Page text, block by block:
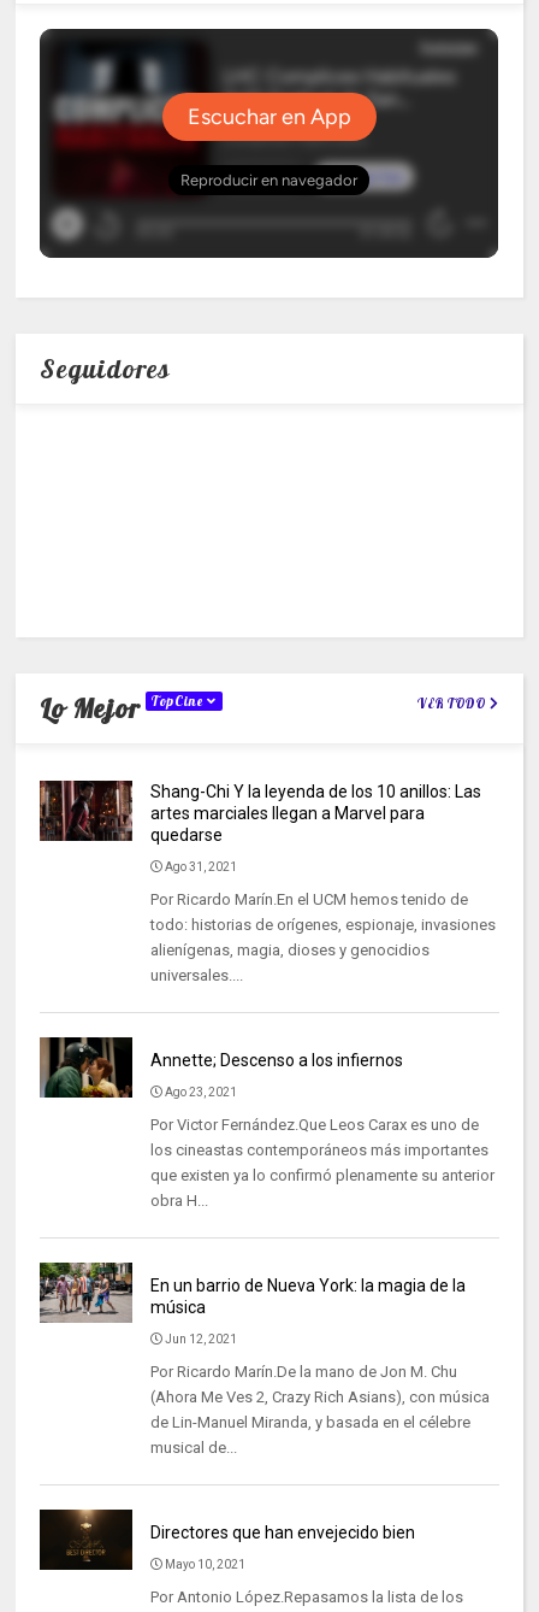
Seguidores
Lo Mejor TopCine VER TODO
Shang-Chi Y la leyenda de los 10 anillos: Las
artes marciales llegan a Marvel para
quedarse
Ago 31, 2021
Por Ricardo Marín.En el UCM hemos tenido de
todo: historias de orígenes, espionaje, invasiones
alienígenas, magia, dioses y genocidios
universales....
Annette; Descenso a los infiernos
Ago 23, 2021
Por Victor Fernández.Que Leos Carax es uno de
los cineastas contemporáneos más importantes
que existen ya lo confirmó plenamente su anterior
obra H...
En un barrio de Nueva York: la magia de la
música
Jun 12, 2021
Por Ricardo Marín.De la mano de Jon M. Chu
(Ahora Me Ves 2, Crazy Rich Asians), con música
de Lin-Manuel Miranda, y basada en el célebre
musical de...
Directores que han envejecido bien
Mayo 10, 2021
Por Antonio López.Repasamos la lista de los